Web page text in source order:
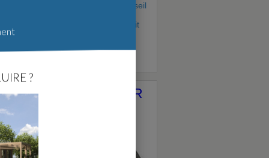
Si vous aviez un seul et unique conseil
lancer dans la construction, ce serait
lequel ?
Et pour finir, comment avez-vous
CONSTRUCTEUR
?